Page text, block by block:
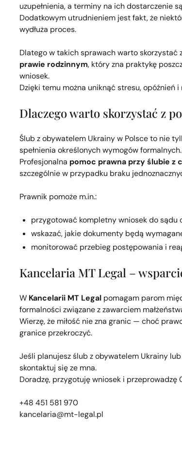
uzupełnienia, a terminy na ich dostarczenie
Dodatkowym utrudnieniem jest fakt, że
wydłuża proces.
Dlatego w takich sprawach warto skorzystać
prawie rodzinnym, który zna praktykę
wniosek.
Dzięki temu można uniknąć stresu, opóźnień
Dlaczego warto skorzystać z
Ślub z obywatelem Ukrainy w Polsce to nie
spełnienia określonych wymogów formalnych.
Profesjonalna pomoc prawna przy ślubie z
szczególnie w przypadku braku
Prawnik pomoże m.in.:
przygotować kompletny wniosek do sądu
wskazać, jakie dokumenty będą
monitorować przebieg postępowania i
Kancelaria MT Legal –
W Kancelarii MT Legal pomagam parom
formalności związane z zawarciem
Wierzę, że miłość nie zna granic — choć
granice przekroczyć.
Jeśli planujesz ślub z obywatelem Ukrainy
skontaktuj się ze mna.
Doradzę, przygotuję wniosek i przeprowadzę
+48 451 581 970
kancelaria@mt-legal.pl